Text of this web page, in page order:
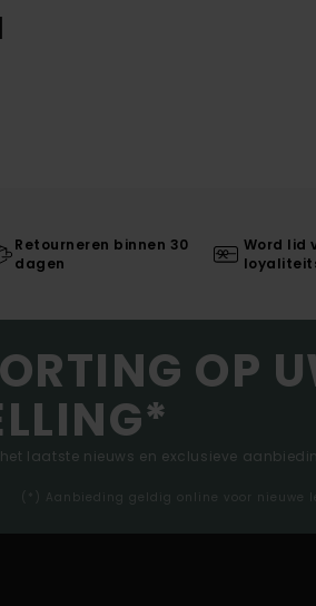
Retourneren binnen 30
dagen
Word lid
OP
laatste nieuws en exclusieve
(*) Aanbieding geldig online voor